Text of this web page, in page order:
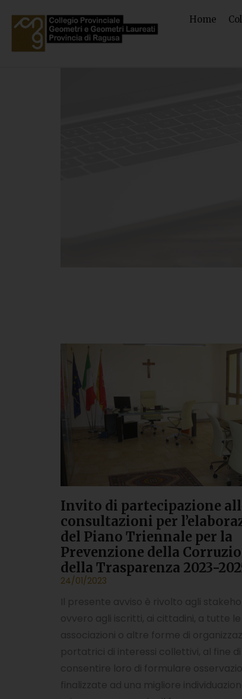
Home
Invito di partecipazione
consultazioni per
del Piano Triennale per la
Prevenzione della
della Trasparenza 2023-
24/01/2023